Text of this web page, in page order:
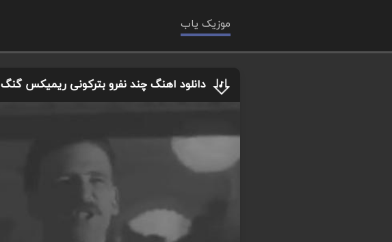
موزیک یاب
دانلود اهنگ چند نفرو بترکونی ریمیکس گنگ